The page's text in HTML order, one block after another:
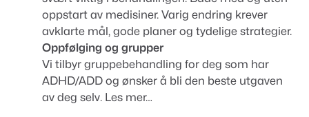
oppstart av medisiner. Varig endring krever
avklarte mål, gode planer og tydelige strategier.
Oppfølging og grupper
Vi tilbyr gruppebehandling for deg som har
ADHD/ADD og ønsker å bli den beste utgaven
av deg selv. Les mer…